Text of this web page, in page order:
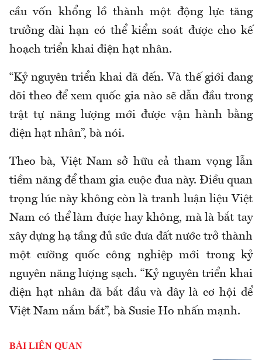
cầu vốn khổng lồ thành một động lực tăng
trưởng dài hạn có thể kiểm soát được cho kế
hoạch triển khai điện hạt nhân.
“Kỷ nguyên triển khai đã đến. Và thế giới đang
dõi theo để xem quốc gia nào sẽ dẫn đầu trong
trật tự năng lượng mới được vận hành bằng
điện hạt nhân”, bà nói.
Theo bà, Việt Nam sở hữu cả tham vọng lẫn
tiềm năng để tham gia cuộc đua này. Điều quan
trọng lúc này không còn là tranh luận liệu Việt
Nam có thể làm được hay không, mà là bắt tay
xây dựng hạ tầng đủ sức đưa đất nước trở thành
một cường quốc công nghiệp mới trong kỷ
nguyên năng lượng sạch. “Kỷ nguyên triển khai
điện hạt nhân đã bắt đầu và đây là cơ hội để
Việt Nam nắm bắt”, bà Susie Ho nhấn mạnh.
BÀI LIÊN QUAN